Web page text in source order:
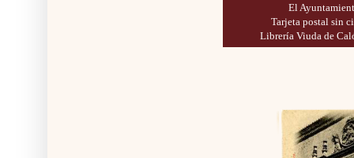
El
Tarjeta postal sin
Librería Viuda de